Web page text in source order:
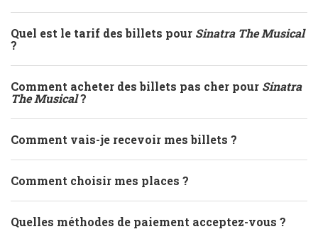
Quel est le tarif des billets pour Sinatra The Musical
?
Comment acheter des billets pas cher pour Sinatra
The Musical?
Comment vais-je recevoir mes billets ?
Comment choisir mes places ?
Quelles méthodes de paiement acceptez-vous ?